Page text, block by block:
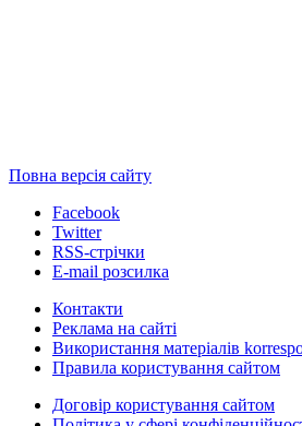
Повна версія сайту
Facebook
Twitter
RSS-стрічки
E-mail розсилка
Контакти
Реклама на сайті
Використання матеріалів
Правила користування сайтом
Договір користування сайтом